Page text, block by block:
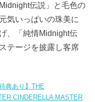
伝説」と毛色の
気いっぱいの珠美に
、「純情Midnight伝
テージを披露し客席
典あり】THE
CINDERELLA MASTER